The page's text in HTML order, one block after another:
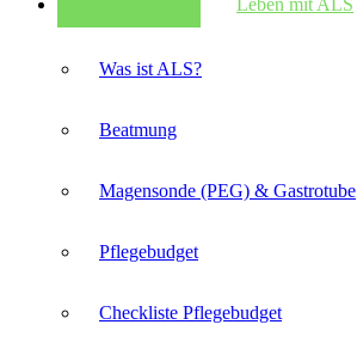
Leben mit ALS
Was ist ALS?
Beatmung
Magensonde (PEG) & Gastrotube
Pflegebudget
Checkliste Pflegebudget